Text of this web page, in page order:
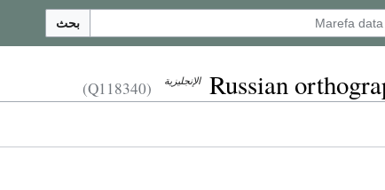
بحث
Russian الإنجليزية (Q118340)